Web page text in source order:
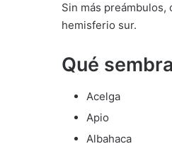
Sin más
hemisferio sur.
Qué
Acelga
Apio
Albahaca